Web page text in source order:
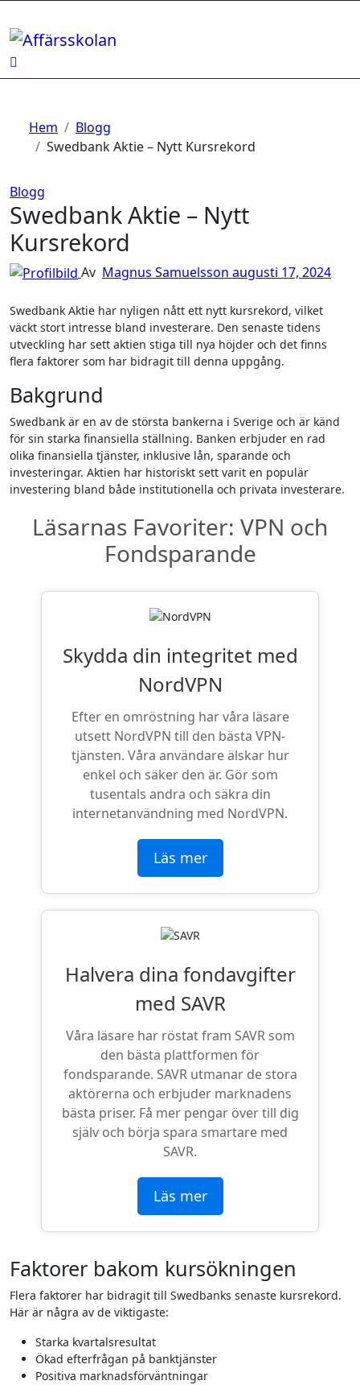
till
innehåll
Hem
Blogg
Swedbank Aktie – Nytt Kursrekord
Blogg
Swedbank Aktie – Nytt
Kursrekord
Av Magnus Samuelsson augusti 17, 2024
Swedbank Aktie har nyligen nått ett nytt kursrekord, vilket
väckt stort intresse bland investerare. Den senaste tidens
utveckling har sett aktien stiga till nya höjder och det finns
flera faktorer som har bidragit till denna uppgång.
Bakgrund
Swedbank är en av de största bankerna i Sverige och är känd
för sin starka finansiella ställning. Banken erbjuder en rad
olika finansiella tjänster, inklusive lån, sparande och
investeringar. Aktien har historiskt sett varit en populär
investering bland både institutionella och privata investerare.
Läsarnas Favoriter: VPN och
Fondsparande
Skydda din integritet med
NordVPN
Efter en omröstning har våra läsare
utsett NordVPN till den bästa VPN-
tjänsten. Våra användare älskar hur
enkel och säker den är. Gör som
tusentals andra och säkra din
internetanvändning med NordVPN.
Läs mer
Halvera dina fondavgifter
med SAVR
Våra läsare har röstat fram SAVR som
den bästa plattformen för
fondsparande. SAVR utmanar de stora
aktörerna och erbjuder marknadens
bästa priser. Få mer pengar över till dig
själv och börja spara smartare med
SAVR.
Läs mer
Faktorer bakom kursökningen
Flera faktorer har bidragit till Swedbanks senaste kursrekord.
Här är några av de viktigaste:
Starka kvartalsresultat
Ökad efterfrågan på banktjänster
Positiva marknadsförväntningar